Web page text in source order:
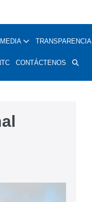
MEDIA TRANSPARENCIA
CONTÁCTENOS